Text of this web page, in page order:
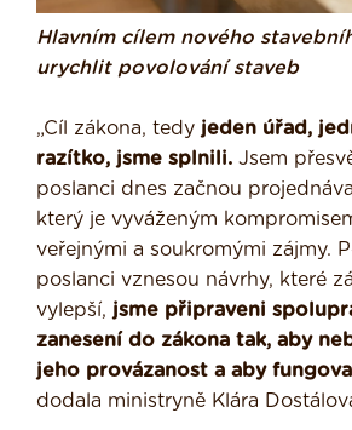
Hlavním cílem nového
urychlit povolování staveb
„Cíl zákona, tedy jeden úřad,
razítko, jsme splnili. Jsem
poslanci dnes začnou
který je vyváženým
veřejnými a soukromými zájmy.
poslanci vznesou návrhy, které
vylepší, jsme připraveni
zanesení do zákona tak, aby
jeho provázanost a aby
dodala ministryně Klára